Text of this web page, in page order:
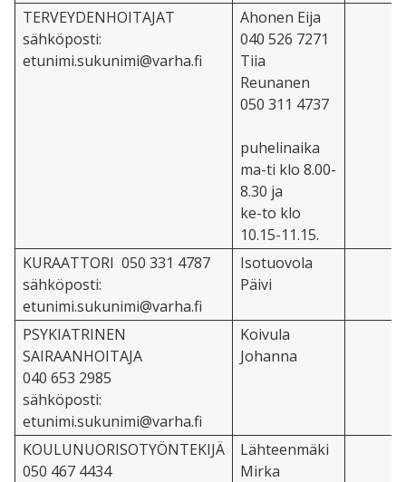
TERVEYDENHOITAJAT
sähköposti:
etunimi.sukunimi@varha.fi
Ahonen Eija
040 526 7271
Tiia
Reunanen
050 311 4737
puhelinaika
ma-ti klo 8.00-
8.30 ja
ke-to klo
10.15-11.15.
KURAATTORI 050 331 4787
sähköposti:
etunimi.sukunimi@varha.fi
Isotuovola
Päivi
PSYKIATRINEN
SAIRAANHOITAJA
040 653 2985
sähköposti:
etunimi.sukunimi@varha.fi
Koivula
Johanna
KOULUNUORISOTYÖNTEKIJÄ
050 467 4434
Lähteenmäki
Mirka